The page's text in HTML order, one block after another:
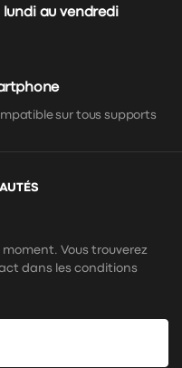
au vendredi
sur tous supports
Vous trouverez
dans les conditions